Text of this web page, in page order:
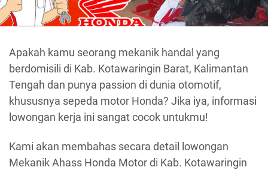
Apakah kamu seorang mekanik handal yang
berdomisili di Kab. Kotawaringin Barat, Kalimantan
Tengah dan punya passion di dunia otomotif,
khususnya sepeda motor Honda? Jika iya, informasi
lowongan kerja ini sangat cocok untukmu!
Kami akan membahas secara detail lowongan
Mekanik Ahass Honda Motor di Kab. Kotawaringin